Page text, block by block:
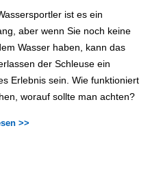
ist es ein
aber wenn Sie noch keine
Wasser haben, kann das
der Schleuse ein
Erlebnis sein. Wie funktioniert
worauf sollte man achten?
>>